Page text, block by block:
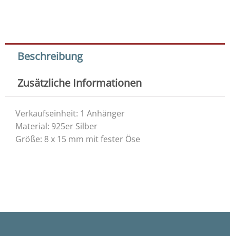
mm
Menge
Beschreibung
Zusätzliche Informationen
Verkaufseinheit: 1 Anhänger
Material: 925er Silber
Größe: 8 x 15 mm mit fester Öse